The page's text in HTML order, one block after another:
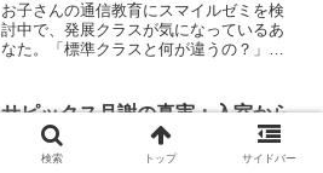
お子さんの通信教育にスマイルゼミを検
討中で、発展クラスが気になっているあ
なた。「標準クラスと何が違うの？」
や不安を抱えていませんか？このページ
では、スマイルゼミ発展クラ...
サピックス月謝の真実：入室から
卒業までの全費用と内訳を徹底解
検索 トップ サイドバー